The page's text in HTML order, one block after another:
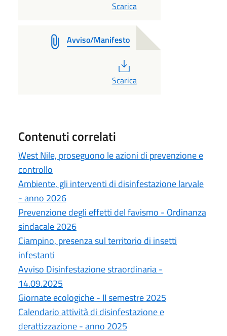
Scarica
Avviso/Manifesto
Scarica
Contenuti correlati
West Nile, proseguono le azioni di prevenzione e
controllo
Ambiente, gli interventi di disinfestazione larvale
- anno 2026
Prevenzione degli effetti del favismo - Ordinanza
sindacale 2026
Ciampino, presenza sul territorio di insetti
infestanti
Avviso Disinfestazione straordinaria -
14.09.2025
Giornate ecologiche - II semestre 2025
Calendario attività di disinfestazione e
derattizzazione - anno 2025